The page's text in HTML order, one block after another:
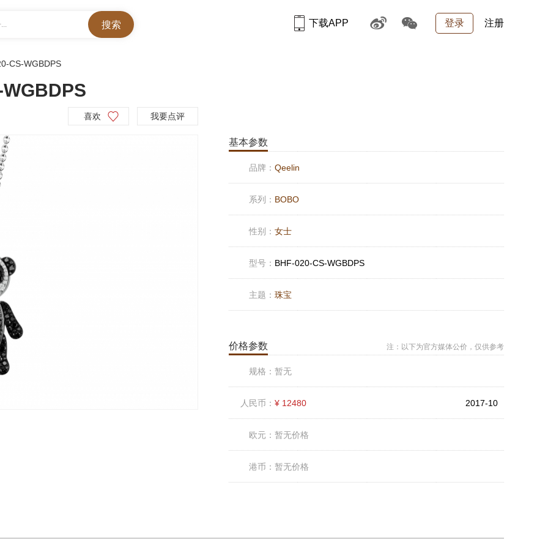
登录 注册
下载APP
CS-WGBDPS
喜欢 我要点评
基本参数
品牌： Qeelin
系列： BOBO
性别： 女士
型号： BHF-020-CS-WGBDPS
主题： 珠宝
价格参数 注：以下为官方媒体公价，仅供参考
规格： 暂无
人民币： ¥ 12480 2017-10
欧元： 暂无价格
港币： 暂无价格